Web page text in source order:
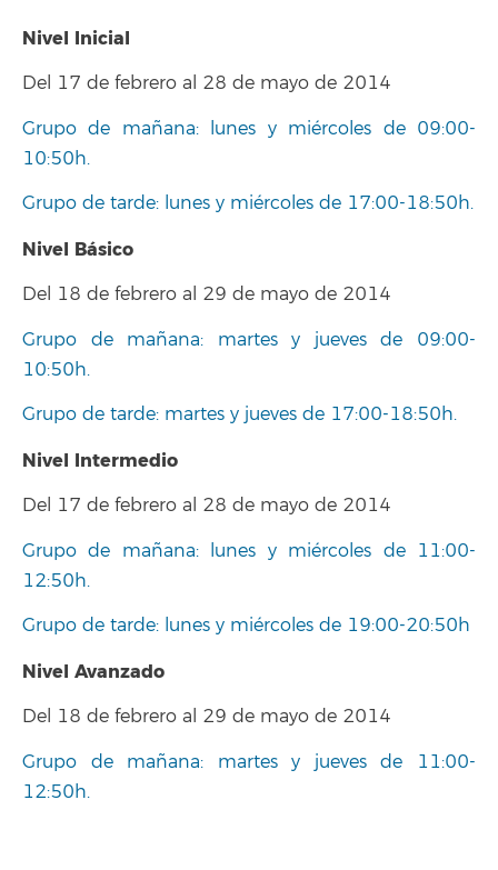
Nivel Inicial
Del 17 de febrero al 28 de mayo de 2014
Grupo de mañana: lunes y miércoles de 09:00-
10:50h.
Grupo de tarde: lunes y miércoles de 17:00-18:50h.
Nivel Básico
Del 18 de febrero al 29 de mayo de 2014
Grupo de mañana: martes y jueves de 09:00-
10:50h.
Grupo de tarde: martes y jueves de 17:00-18:50h.
Nivel Intermedio
Del 17 de febrero al 28 de mayo de 2014
Grupo de mañana: lunes y miércoles de 11:00-
12:50h.
Grupo de tarde: lunes y miércoles de 19:00-20:50h
Nivel Avanzado
Del 18 de febrero al 29 de mayo de 2014
Grupo de mañana: martes y jueves de 11:00-
12:50h.